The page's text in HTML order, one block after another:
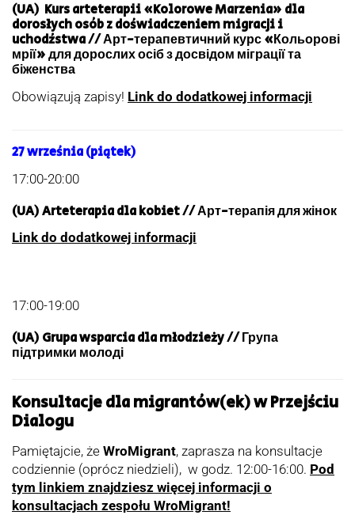
(UA) Kurs arteterapii «Kolorowe Marzenia» dla
dorosłych osób z doświadczeniem migracji i
uchodźstwa // Арт-терапевтичний курс «Кольорові
мрії» для дорослих осіб з досвідом міграції та
біженства
Obowiązują zapisy! Link do dodatkowej informacji
27 września (piątek)
17:00-20:00
(UA) Arteterapia dla kobiet // Арт-терапія для жінок
Link do dodatkowej informacji
17:00-19:00
(UA) Grupa wsparcia dla młodzieży // Група
підтримки молоді
Konsultacje dla migrantów(ek) w Przejściu
Dialogu
Pamiętajcie, że WroMigrant, zaprasza na konsultacje
codziennie (oprócz niedzieli), w godz. 12:00-16:00. Pod
tym linkiem znajdziesz więcej informacji o
konsultacjach zespołu WroMigrant!